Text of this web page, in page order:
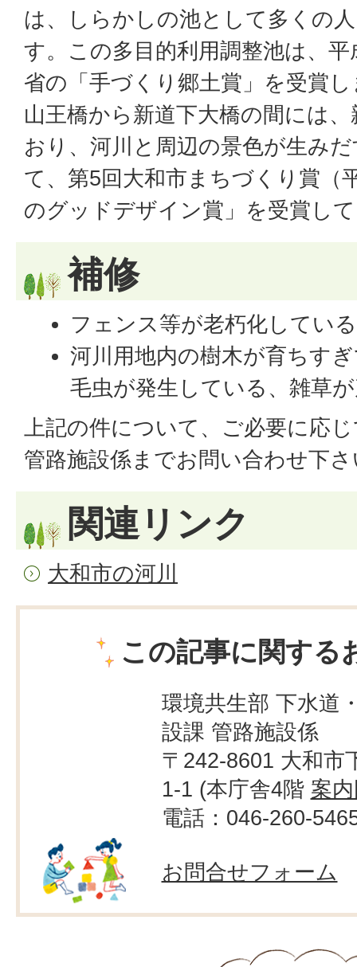
は、しらかしの池として多くの
す。この多目的利用調整池は、
省の「手づくり郷土賞」を受賞
山王橋から新道下大橋の間には
おり、河川と周辺の景色が生み
て、第5回大和市まちづくり賞（
のグッドデザイン賞」を受賞し
補修
フェンス等が老朽化してい
河川用地内の樹木が育ちす
毛虫が発生している、雑草
上記の件について、ご必要に応
管路施設係までお問い合わせ下
関連リンク
大和市の河川
この記事に関する
環境共生部 下水道
設課 管路施設係
〒242-8601 大和市
1-1 (本庁舎4階 案
電話：046-260-
お問合せフォーム